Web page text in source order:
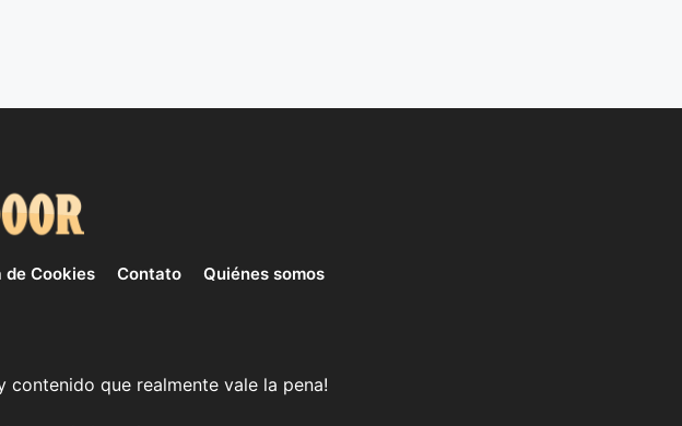
de Cookies Contato Quiénes somos
contenido que realmente vale la pena!